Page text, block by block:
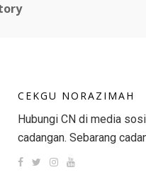
CEKGU NORAZIMAH
Hubungi CN di media
cadangan. Sebarang